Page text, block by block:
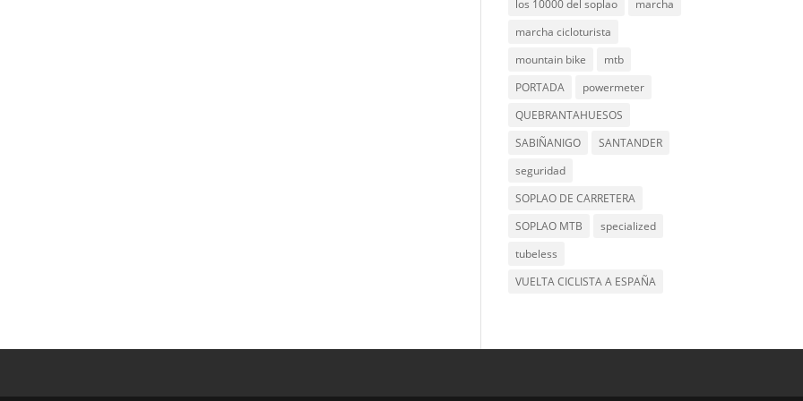
los 10000 del soplao
marcha
marcha cicloturista
mountain bike
mtb
PORTADA
powermeter
QUEBRANTAHUESOS
SABIÑANIGO
SANTANDER
seguridad
SOPLAO DE CARRETERA
SOPLAO MTB
specialized
tubeless
VUELTA CICLISTA A ESPAÑA